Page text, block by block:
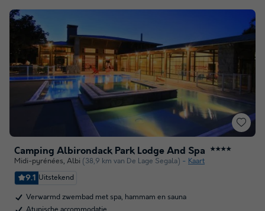
Camping Albirondack Park Lodge And Spa ★★★★
Midi-pyrénées, Albi (38,9 km van De Lage Segala) Kaart
9.1 Uitstekend
Verwarmd zwembad met spa, hammam en sauna